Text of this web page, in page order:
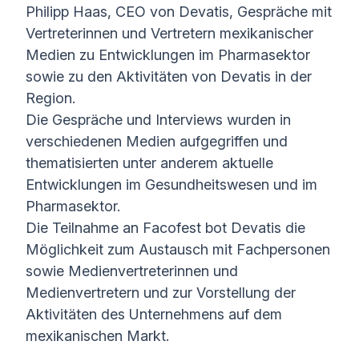
Philipp Haas, CEO von Devatis, Gespräche mit
Vertreterinnen und Vertretern mexikanischer
Medien zu Entwicklungen im Pharmasektor
sowie zu den Aktivitäten von Devatis in der
Region.
Die Gespräche und Interviews wurden in
verschiedenen Medien aufgegriffen und
thematisierten unter anderem aktuelle
Entwicklungen im Gesundheitswesen und im
Pharmasektor.
Die Teilnahme an Facofest bot Devatis die
Möglichkeit zum Austausch mit Fachpersonen
sowie Medienvertreterinnen und
Medienvertretern und zur Vorstellung der
Aktivitäten des Unternehmens auf dem
mexikanischen Markt.